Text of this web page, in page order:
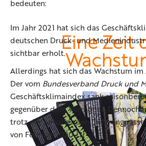
bedeuten:
Eine Zeit
Im Jahr 2021 hat sich das
deutschen Druck- und
sichtbar erholt.
Allerdings hat sich das Wachstum im
Der vom Bundesverband Druck und
Geschäftsklimaindex sank
gegenüber dem Vormonat. Dennoch
trotz der anhaltenden
von Februar 2020.[1]